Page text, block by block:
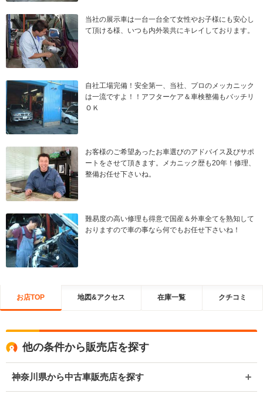
当社の展示車は一台一台全て女性やお子様にも安心し
て頂ける様、いつも内外装共にキレイしております。
自社工場完備！安全第一、当社、プロのメッカニック
は一流ですよ！！アフターケア＆車検整備もバッチリ
ＯＫ
お客様のご希望あったお車選びのアドバイス及びサポ
ートをさせて頂きます。メカニック歴も20年！修理、
整備お任せ下さいね。
難易度の高い修理も得意で国産＆外車全てを熟知して
おりますので車の事なら何でもお任せ下さいね！
お店TOP 地図&アクセス 在庫一覧 クチコミ
他の条件から販売店を探す
神奈川県から中古車販売店を探す